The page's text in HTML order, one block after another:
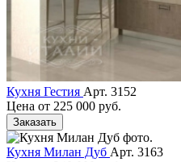
Кухня Гестия Арт. 3152
Цена от 225 000 руб.
Заказать
Кухня Милан Дуб Арт. 3163